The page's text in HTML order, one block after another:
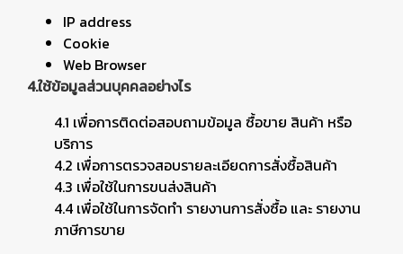
IP address
Cookie
Web Browser
4.ใช้ข้อมูลส่วนบุคคลอย่างไร
4.1 เพื่อการติดต่อสอบถามข้อมูล ซื้อขาย สินค้า หรือ
บริการ
4.2 เพื่อการตรวจสอบรายละเอียดการสั่งซื้อสินค้า
4.3 เพื่อใช้ในการขนส่งสินค้า
4.4 เพื่อใช้ในการจัดทำ รายงานการสั่งซื้อ และ รายงาน
ภาษีการขาย